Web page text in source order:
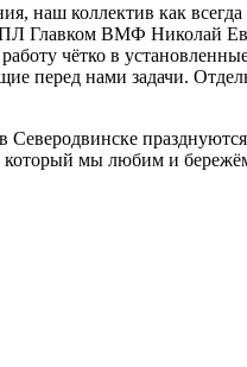
наш коллектив как
Главком ВМФ Николай
чётко в
перед нами задачи.
празднуются
мы любим и